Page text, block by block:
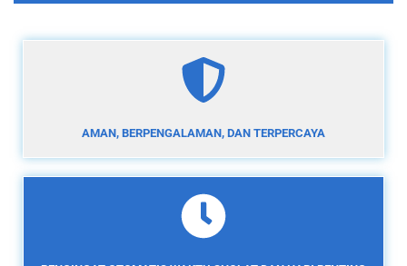
AMAN, BERPENGALAMAN, DAN TERPERCAYA